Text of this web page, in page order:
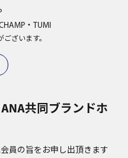
・TUMI
ざいます。
共同ブランドホ
会員の旨をお申し出頂きます